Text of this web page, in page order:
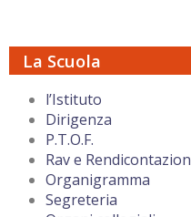
La Scuola
l’Istituto
Dirigenza
P.T.O.F.
Rav e
Organigramma
Segreteria